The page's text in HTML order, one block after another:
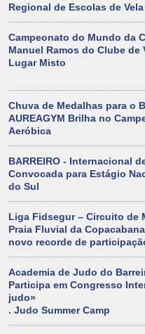
Regional de Escolas de Vela
Campeonato do Mundo da
Manuel Ramos do Clube de
Lugar Misto
Chuva de Medalhas para o
AUREAGYM Brilha no
Aeróbica
BARREIRO - Internacional
Convocada para Estágio
do Sul
Liga Fidsegur – Circuito de
Praia Fluvial da
novo recorde de
Academia de Judo do
Participa em Congresso
judo»
. Judo Summer Camp